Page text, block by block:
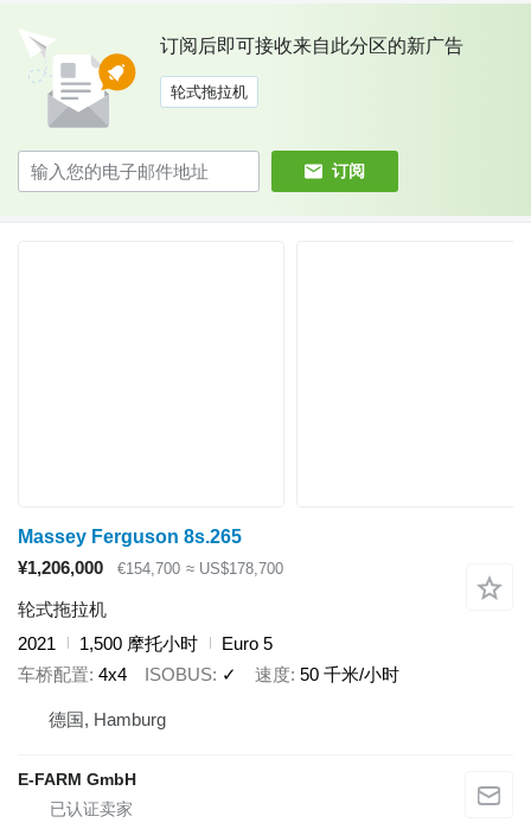
订阅后即可接收来自此分区的新广告
轮式拖拉机
订阅
Massey Ferguson 8s.265
¥1,206,000
€154,700 ≈ US$178,700
轮式拖拉机
2021
1,500 摩托小时
Euro 5
车桥配置 4x4 ISOBUS ✓ 速度 50 千米/小时
德国, Hamburg
E-FARM GmbH